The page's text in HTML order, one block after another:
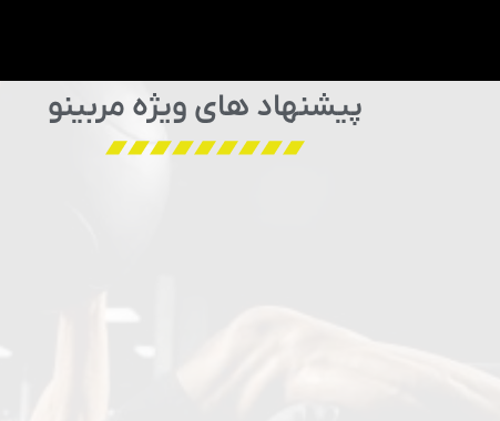
پیشنهاد های ویژه مربینو